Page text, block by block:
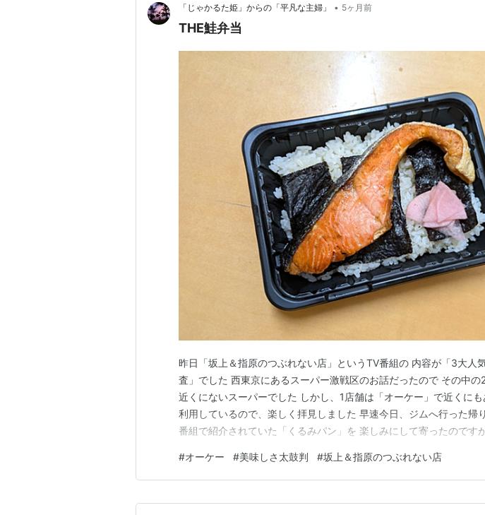
「じゃかるた姫」からの「平凡な主婦」 • 5ヶ月前
THE鮭弁当
昨日「坂上＆指原のつぶれない店」というTV番組の 内容が「3大人
査」でした 西東京にあるスーパー激戦区のお話だったので その中の
近くにないスーパーでした しかし、1店舗は「オーケー」で近くにも
利用しているので、楽しく拝見しました 早速今日、ジムへ行った帰
番組で紹介されていた「くるみパン」を 楽しみにして寄ったのです
類の棚が ほぼ空で、ものすごく驚きました いつもは数十枚並んでい
きです 明日もジムへ行くので、また「くる…
#オーケー #美味しさ太鼓判 #坂上＆指原のつぶれない店